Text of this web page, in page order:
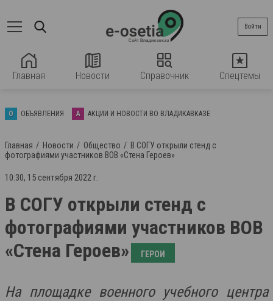
Главная Новости Справочник Спецтемы
Войти
О ОБЪЯВЛЕНИЯ А АКЦИИ И НОВОСТИ ВО ВЛАДИКАВКАЗЕ
Главная Новости Общество
В СОГУ открыли стенд с
фотографиями участников ВОВ «Стена Героев»
10:30, 15 сентября 2022 г.
В СОГУ открыли стенд с
фотографиями участников ВОВ
«Стена Героев»
ГЕРОИ
На площадке военного учебного центра